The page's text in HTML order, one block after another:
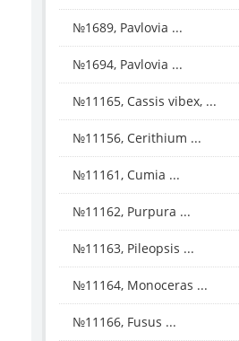
№1689, Pavlovia ...
№1694, Pavlovia ...
№11165, Cassis vibex, ...
№11156, Cerithium ...
№11161, Cumia ...
№11162, Purpura ...
№11163, Pileopsis ...
№11164, Monoceras ...
№11166, Fusus ...